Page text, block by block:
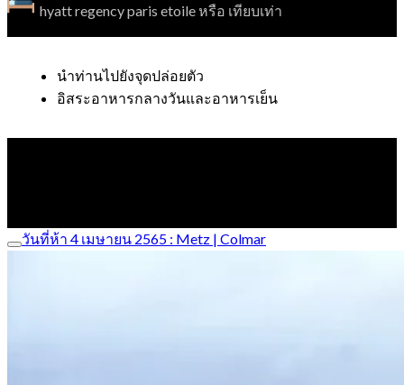
hyatt regency paris etoile หรือ เทียบเท่า
นำท่านไปยังจุดปล่อยตัว
อิสระอาหารกลางวันและอาหารเย็น
วันที่ห้า 4 เมษายน 2565 : Metz | Colmar